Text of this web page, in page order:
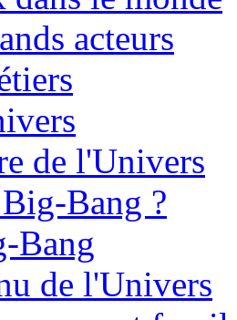
acteurs
de l'Univers
Bang ?
Bang
de l'Univers